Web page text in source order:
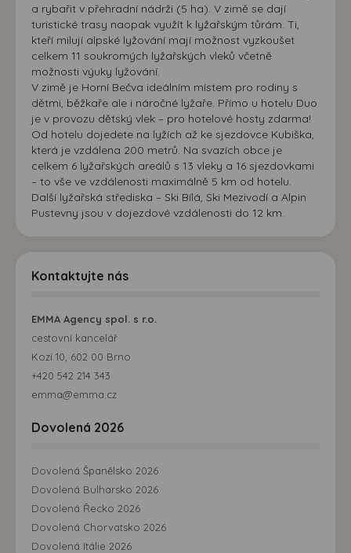
a rybařit v přehradní nádrži (5 ha). V zimě se dají
turistické trasy naopak využít k lyžařským tůrám. Ti,
kteří milují alpské lyžování mají možnost vyzkoušet
celkem 11 soukromých lyžařských vleků včetně
možnosti výuky lyžování.
V zimě je Horní Bečva ideálním místem pro rodiny s
dětmi, běžkaře ale i náročné lyžaře. Přímo u hotelu Duo
je v provozu dětský vlek – pro hotelové hosty zdarma!
Od hotelu dojedete na lyžích až ke sjezdovce Kubiška,
která je vzdálena 200 metrů. Na svazích obce je
celkem 6 lyžařských areálů s 13 vleky a 16 sjezdovkami
– to vše ve vzdálenosti maximálně 5 km od hotelu.
Další lyžařská střediska – Ski Bílá, Ski Mezivodí a Alpin
Pustevny jsou v dojezdové vzdálenosti do 12 km.
Kontaktujte nás
EMMA Agency spol. s r.o.
cestovní kancelář
Kozí 10, 602 00 Brno
+420 542 214 343
emma@emma.cz
Dovolená 2026
Dovolená Španělsko 2026
Dovolená Bulharsko 2026
Dovolená Řecko 2026
Dovolená Chorvatsko 2026
Dovolená Itálie 2026